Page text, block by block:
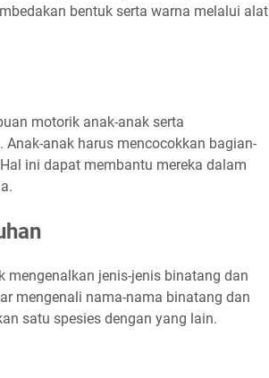
bentuk serta warna melalui alat
motorik anak-anak serta
anak harus mencocokkan bagian-
ini dapat membantu mereka dalam
jenis-jenis binatang dan
mengenali nama-nama binatang dan
satu spesies dengan yang lain.